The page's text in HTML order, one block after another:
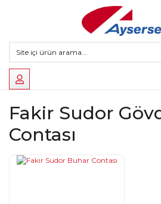
Fakir Sudor
Contası